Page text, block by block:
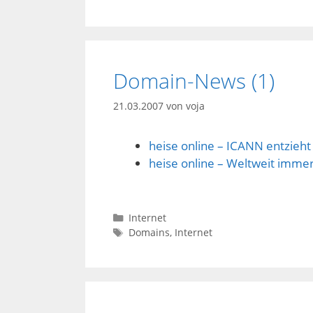
Domain-News (1)
21.03.2007 von voja
heise online – ICANN
heise online – Weltweit
Kategorien
Internet
Schlagwörter
Domains, Internet